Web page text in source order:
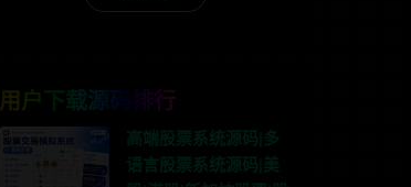
用户下载源码排行
高端股票系统源码|多
语言股票系统源码|美